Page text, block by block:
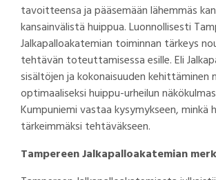
tavoitteensa ja pääsemään lähemmäs
kansainvälistä huippua. Luonnollisesti
Jalkapalloakatemian toiminnan tärkeys
tehtävän toteuttamisessa esille. Eli
sisältöjen ja kokonaisuuden kehittäminen
optimaaliseksi huippu-urheilun
Kumpuniemi vastaa kysymykseen, minkä
tärkeimmäksi tehtäväkseen.
Tampereen Jalkapalloakatemian